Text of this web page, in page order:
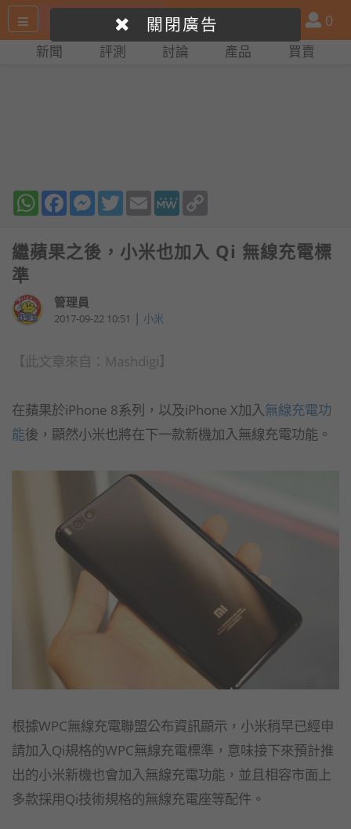
尋
產
品
比
會
員
0
新聞 評測 討論 產品 買賣
WhatsAppFacebookMessenger
TwitterEmail MeWe
繼蘋果之後，小米也加入 Qi 無線充電標
準
管理員
2017-09-22 10:51 | 小米
【此文章來自： Mashdigi 】
在蘋果於iPhone 8系列，以及iPhone X加入無線充電功
能後，顯然小米也將在下一款新機加入無線充電功能。
根據WPC無線充電聯盟公布資訊顯示，小米稍早已經申
請加入Qi規格的WPC無線充電標準，意味接下來預計推
出的小米新機也會加入無線充電功能，並且相容市面上
多款採用Qi技術規格的無線充電座等配件。
關閉廣告